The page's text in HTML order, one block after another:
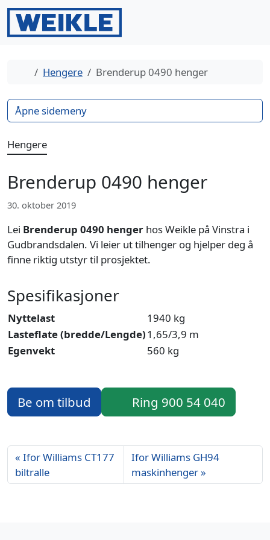
Gå til innhold
Gå til bunntekst
HjemHengere Brenderup 0490 henger
Hengere
Brenderup 0490 henger
30. oktober 2019
Lei Brenderup 0490 henger hos Weikle på Vinstra i
Gudbrandsdalen. Vi leier ut tilhenger og hjelper deg å
finne riktig utstyr til prosjektet.
Spesifikasjoner
Nyttelast
1940 kg
Lasteflate (bredde/Lengde)1,65/3,9 m
Egenvekt
560 kg
Be om tilbud Ring 900 54 040
Ifor Williams CT177
biltralle
Ifor Williams GH94
maskinhenger
Åpne sidemeny